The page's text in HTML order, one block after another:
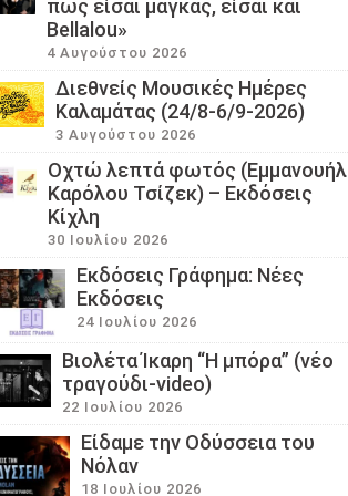
πως είσαι μάγκας, είσαι και
Bellalou»
4 Αυγούστου 2026
Διεθνείς Μουσικές Ημέρες
Καλαμάτας (24/8-6/9-2026)
3 Αυγούστου 2026
Οχτώ λεπτά φωτός (Εμμανουήλ
Καρόλου Τσίζεκ) – Εκδόσεις
Κίχλη
30 Ιουλίου 2026
Εκδόσεις Γράφημα: Νέες
Εκδόσεις
24 Ιουλίου 2026
Βιολέτα Ίκαρη “Η μπόρα” (νέο
τραγούδι-video)
22 Ιουλίου 2026
Eίδαμε την Οδύσσεια του
Νόλαν
18 Ιουλίου 2026